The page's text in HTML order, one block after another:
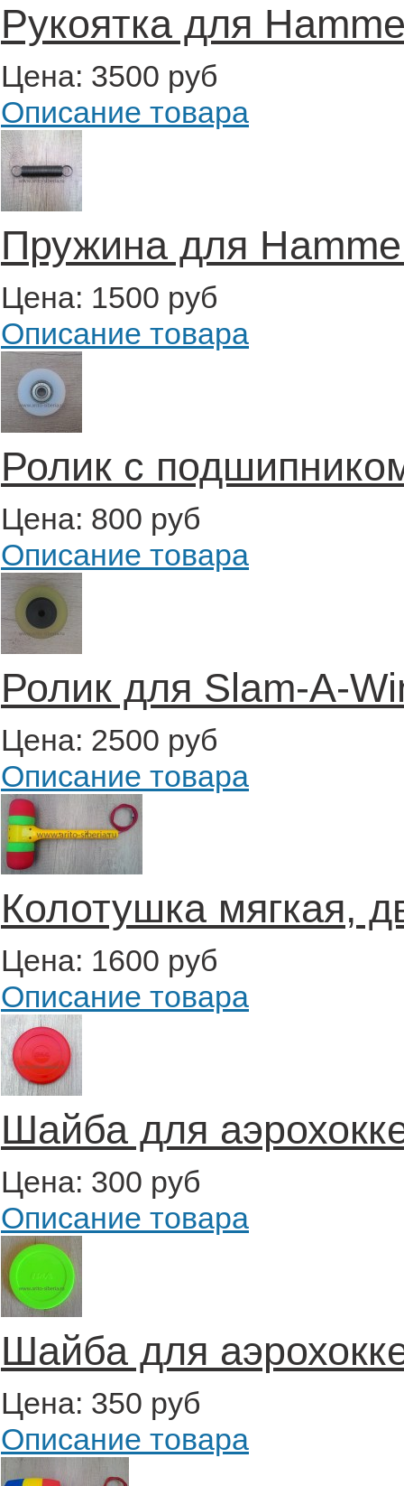
Рукоятка для
Цена: 3500 руб
Описание товара
Пружина для
Цена: 1500 руб
Описание товара
Ролик с
Цена: 800 руб
Описание товара
Ролик для Slam-A-
Цена: 2500 руб
Описание товара
Колотушка мягкая,
Цена: 1600 руб
Описание товара
Шайба для
Цена: 300 руб
Описание товара
Шайба для
Цена: 350 руб
Описание товара